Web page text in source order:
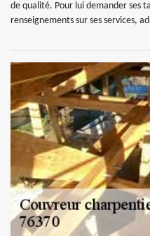
de qualité. Pour lui demander ses
renseignements sur ses services,